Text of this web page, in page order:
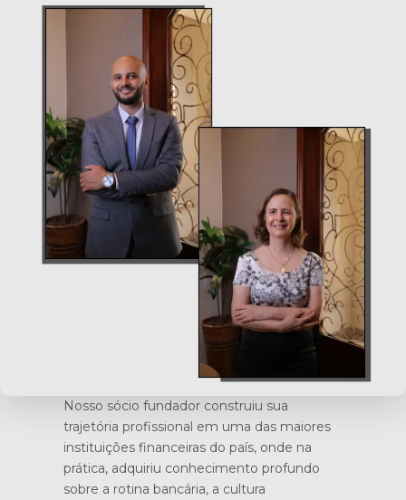
Nosso sócio fundador construiu sua
trajetória profissional em uma das maiores
instituições financeiras do país, onde na
prática, adquiriu conhecimento profundo
sobre a rotina bancária, a cultura